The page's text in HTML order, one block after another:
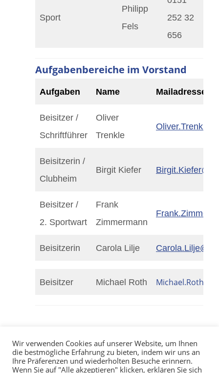
Sport
Philipp
Fels
252 32
656
Aufgabenbereiche im Vorstand
Aufgaben Name Mailadresse
Beisitzer /
Schriftführer
Oliver
Trenkle
Beisitzerin /
Clubheim
Birgit Kiefer
Beisitzer /
2. Sportwart
Frank
Zimmermann
Beisitzerin Carola Lilje
Beisitzer Michael Roth
Wir verwenden Cookies auf unserer Website, um Ihnen
die bestmögliche Erfahrung zu bieten, indem wir uns an
Ihre Präferenzen und wiederholten Besuche erinnern.
Wenn Sie auf "Alle akzeptieren" klicken, erklären Sie sich